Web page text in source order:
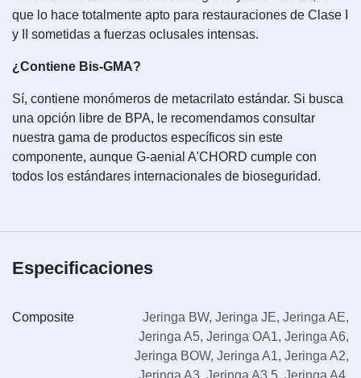
que lo hace totalmente apto para restauraciones de Clase I
y II sometidas a fuerzas oclusales intensas.
¿Contiene Bis-GMA?
Sí, contiene monómeros de metacrilato estándar. Si busca
una opción libre de BPA, le recomendamos consultar
nuestra gama de productos específicos sin este
componente, aunque G-aenial A'CHORD cumple con
todos los estándares internacionales de bioseguridad.
Especificaciones
Composite Jeringa BW, Jeringa JE, Jeringa AE,
Jeringa A5, Jeringa OA1, Jeringa A6,
Jeringa BOW, Jeringa A1, Jeringa A2,
Jeringa A3, Jeringa A3.5, Jeringa A4,